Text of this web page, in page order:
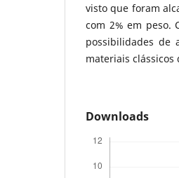
visto que foram
com 2% em peso.
possibilidades de
materiais clássicos
Downloads